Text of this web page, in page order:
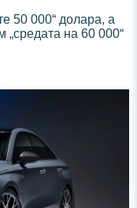
50 000“ долара, а
на 60 000“